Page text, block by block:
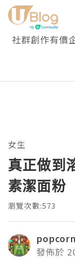
社群創作有價
女生
真正做到
素潔面粉
瀏覽次數:573
發佈於